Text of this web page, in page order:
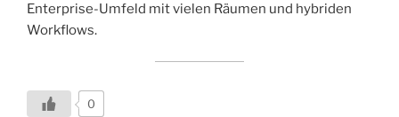
Enterprise-Umfeld mit vielen Räumen und hybriden
Workflows.
0